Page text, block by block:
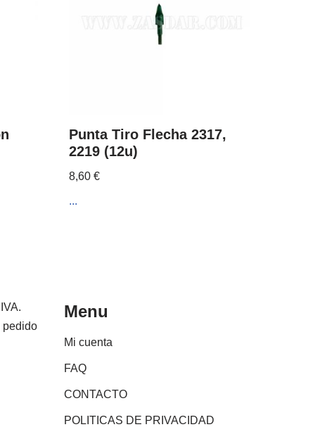
Punta Tiro Flecha 2317,
2219 (12u)
8,60€
...
pedido
Menu
Mi cuenta
FAQ
CONTACTO
POLITICAS DE PRIVACIDAD